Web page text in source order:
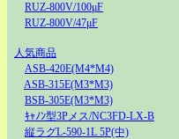
RUZ-800V/100μF
RUZ-800V/47μF
人気商品
ASB-420E(M4*M4)
ASB-315E(M3*M3)
BSB-305E(M3*M3)
ｷｬﾉﾝ型3Pメス/NC3FD-LX-B
縦ラグL-590-1L 5P(中)